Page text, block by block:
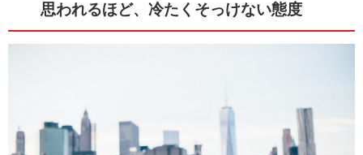
思われるほど、冷たくそっけない態度